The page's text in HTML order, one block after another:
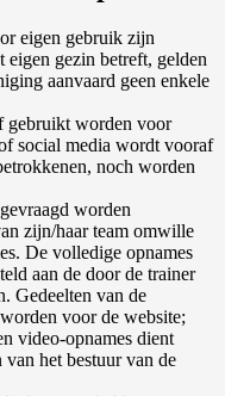
eigen gebruik zijn
eigen gezin betreft, gelden
aanvaard geen enkele
gebruikt worden voor
social media wordt vooraf
noch worden
worden
zijn/haar team omwille
De volledige opnames
aan de door de trainer
Gedeelten van de
voor de website;
video-opnames dient
het bestuur van de